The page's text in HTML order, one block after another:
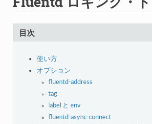
目次
使い方
オプション
fluentd-address
tag
label と env
fluentd-async-connect